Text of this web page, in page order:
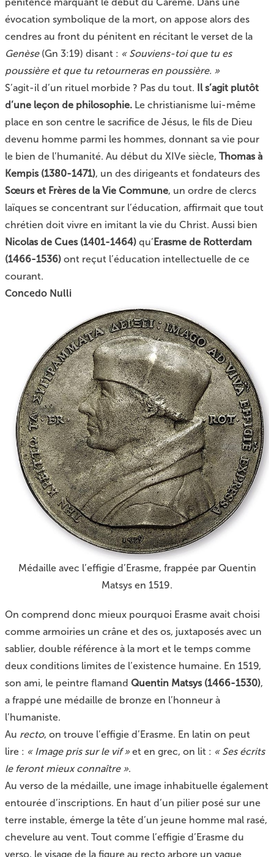
évocation symbolique de la mort, on appose alors des
cendres au front du pénitent en récitant le verset de la
Genèse (Gn 3:19) disant : « Souviens-toi que tu es
poussière et que tu retourneras en poussière. »
S’agit-il d’un rituel morbide ? Pas du tout. Il s’agit plutôt
d’une leçon de philosophie. Le christianisme lui-même
place en son centre le sacrifice de Jésus, le fils de Dieu
devenu homme parmi les hommes, donnant sa vie pour
le bien de l’humanité. Au début du XIVe siècle, Thomas à
Kempis (1380-1471), un des dirigeants et fondateurs des
Sœurs et Frères de la Vie Commune, un ordre de clercs
laïques se concentrant sur l’éducation, affirmait que tout
chrétien doit vivre en imitant la vie du Christ. Aussi bien
Nicolas de Cues (1401-1464) qu’ Erasme de Rotterdam
(1466-1536) ont reçut l’éducation intellectuelle de ce
courant.
Concedo Nulli
Médaille avec l’effigie d’Erasme, frappée par Quentin
Matsys en 1519.
On comprend donc mieux pourquoi Erasme avait choisi
comme armoiries un crâne et des os, juxtaposés avec un
sablier, double référence à la mort et le temps comme
deux conditions limites de l’existence humaine. En 1519,
son ami, le peintre flamand Quentin Matsys (1466-1530),
a frappé une médaille de bronze en l’honneur à
l’humaniste.
Au recto, on trouve l’effigie d’Erasme. En latin on peut
lire : « Image pris sur le vif »et en grec, on lit : « Ses écrits
le feront mieux connaître ».
Au verso de la médaille, une image inhabituelle également
entourée d’inscriptions. En haut d’un pilier posé sur une
terre instable, émerge la tête d’un jeune homme mal rasé,
chevelure au vent. Tout comme l’effigie d’Erasme du
verso, le visage de la figure au recto arbore un vague